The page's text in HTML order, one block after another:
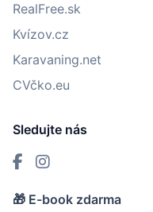
RealFree.sk
Kvízov.cz
Karavaning.net
CVčko.eu
Sledujte nás
🎁 E-book zdarma